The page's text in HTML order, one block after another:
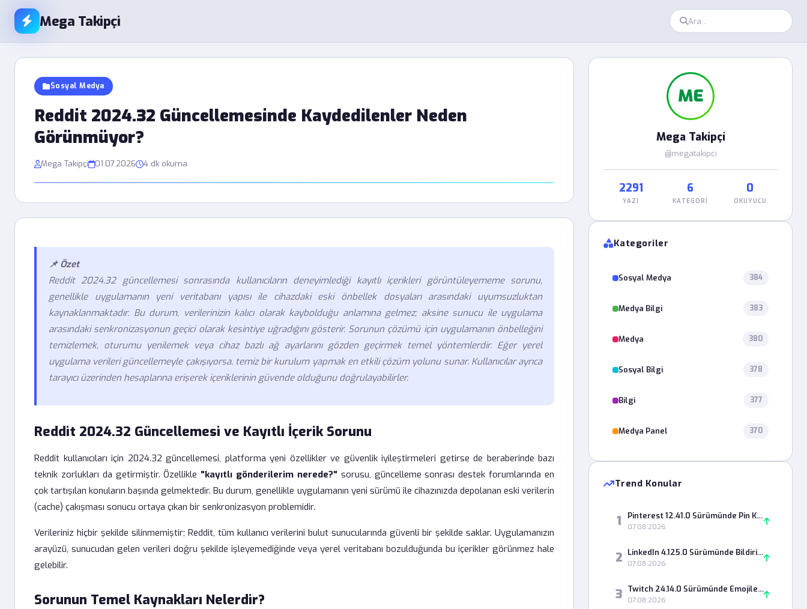
Mega Takipçi
Sosyal Medya
Reddit 2024.32 Güncellemesinde Kaydedilenler Neden
Görünmüyor?
Mega Takipçi 01.07.2026 4 dk okuma
📌 Özet
Reddit 2024.32 güncellemesi sonrasında kullanıcıların deneyimlediği kayıtlı içerikleri görüntüleyememe sorunu,
genellikle uygulamanın yeni veritabanı yapısı ile cihazdaki eski önbellek dosyaları arasındaki uyumsuzluktan
kaynaklanmaktadır. Bu durum, verilerinizin kalıcı olarak kaybolduğu anlamına gelmez; aksine sunucu ile uygulama
arasındaki senkronizasyonun geçici olarak kesintiye uğradığını gösterir. Sorunun çözümü için uygulamanın önbelleğini
temizlemek, oturumu yenilemek veya cihaz bazlı ağ ayarlarını gözden geçirmek temel yöntemlerdir. Eğer yerel
uygulama verileri güncellemeyle çakışıyorsa, temiz bir kurulum yapmak en etkili çözüm yolunu sunar. Kullanıcılar ayrıca
tarayıcı üzerinden hesaplarına erişerek içeriklerinin güvende olduğunu doğrulayabilirler.
Reddit 2024.32 Güncellemesi ve Kayıtlı İçerik Sorunu
Reddit kullanıcıları için 2024.32 güncellemesi, platforma yeni özellikler ve güvenlik iyileştirmeleri getirse de beraberinde bazı
teknik zorlukları da getirmiştir. Özellikle "kayıtlı gönderilerim nerede?" sorusu, güncelleme sonrası destek forumlarında en
çok tartışılan konuların başında gelmektedir. Bu durum, genellikle uygulamanın yeni sürümü ile cihazınızda depolanan eski verilerin
(cache) çakışması sonucu ortaya çıkan bir senkronizasyon problemidir.
Verileriniz hiçbir şekilde silinmemiştir; Reddit, tüm kullanıcı verilerini bulut sunucularında güvenli bir şekilde saklar. Uygulamanızın
arayüzü, sunucudan gelen verileri doğru şekilde işleyemediğinde veya yerel veritabanı bozulduğunda bu içerikler görünmez hale
gelebilir.
Sorunun Temel Kaynakları Nelerdir?
ME
Mega Takipçi
@megatakipci
2291
YAZI
6
KATEGORI
0
OKUYUCU
Kategoriler
Sosyal Medya 384
Medya Bilgi 383
Medya 380
Sosyal Bilgi 378
Bilgi 377
Medya Panel 370
Trend Konular
1 Pinterest 12.41.0 Sürümünde Pin Kaydetme Neden Hata Veriyor?
07.08.2026
2 LinkedIn 4.125.0 Sürümünde Bildirim Ayarı Neden Kaydedilmiyor?
07.08.2026
3 Twitch 24.14.0 Sürümünde Emojiler Neden Görünmüyor?
07.08.2026